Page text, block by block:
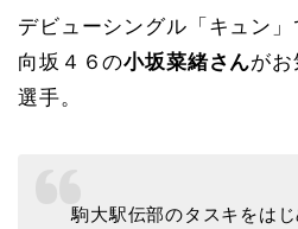
デビューシングル「キュン
向坂４６の小坂菜緒さんがお
選手。
駒大駅伝部のタスキをは